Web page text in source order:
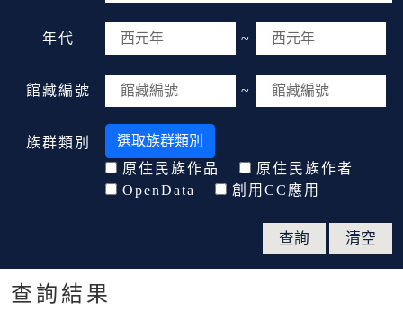
年代 ~
館藏編號 ~
族群類別
選取族群類別
原住民族作品
原住民族作者
OpenData
創用CC應用
查詢結果